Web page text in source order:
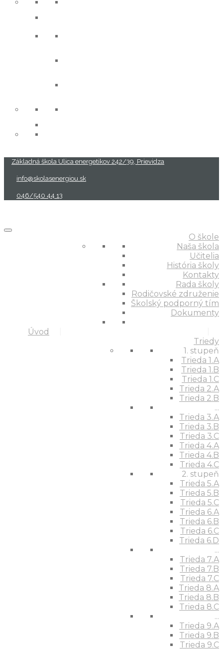
Základná škola Ulica energetikov 242/39, Prievidza
info@skolasenergiou.sk
046/540 44 13
Úvod
O škole
Naša škola
Učitelia
História školy
Kontakty
Rada školy
Rodičovské združenie
Školský podporný tím
Dokumenty
Triedy
1. stupeň
Trieda 1.A
Trieda 1.B
Trieda 1.C
Trieda 2.A
Trieda 2.B
...
Trieda 3.A
Trieda 3.B
Trieda 3.C
Trieda 4.A
Trieda 4.B
Trieda 4.C
2. stupeň
Trieda 5.A
Trieda 5.B
Trieda 5.C
Trieda 6.A
Trieda 6.B
Trieda 6.C
Trieda 6.D
...
Trieda 7.A
Trieda 7.B
Trieda 7.C
Trieda 8.A
Trieda 8.B
Trieda 8.C
...
Trieda 9.A
Trieda 9.B
Trieda 9.C